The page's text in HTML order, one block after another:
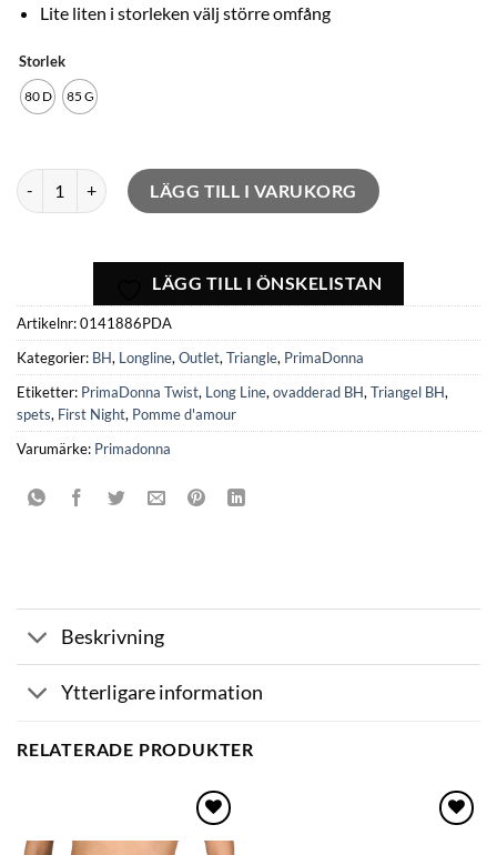
Lite liten i storleken välj större omfång
Storlek
80 D 85 G
First Night Pomme d amour mängdLÄGG TILL I VARUKORG
LÄGG TILL I ÖNSKELISTAN
Artikelnr:0141886PDA
Kategorier: BH, Longline,Outlet,Triangle, PrimaDonna
Etiketter: PrimaDonna Twist, Long Line,ovadderad BH,Triangel BH,
spets, First Night, Pomme d'amour
Varumärke: Primadonna
Beskrivning
Ytterligare information
RELATERADE PRODUKTER